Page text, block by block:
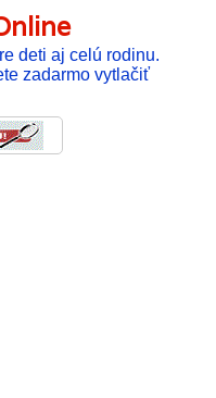
deti aj celú rodinu.
zadarmo vytlačiť